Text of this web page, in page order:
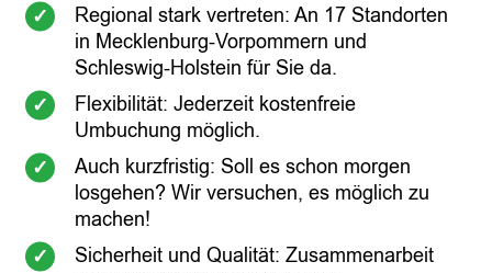
Regional stark vertreten: An 17 Standorten
in Mecklenburg-Vorpommern und
Schleswig-Holstein für Sie da.
Flexibilität: Jederzeit kostenfreie
Umbuchung möglich.
Auch kurzfristig: Soll es schon morgen
losgehen? Wir versuchen, es möglich zu
machen!
Sicherheit und Qualität: Zusammenarbeit